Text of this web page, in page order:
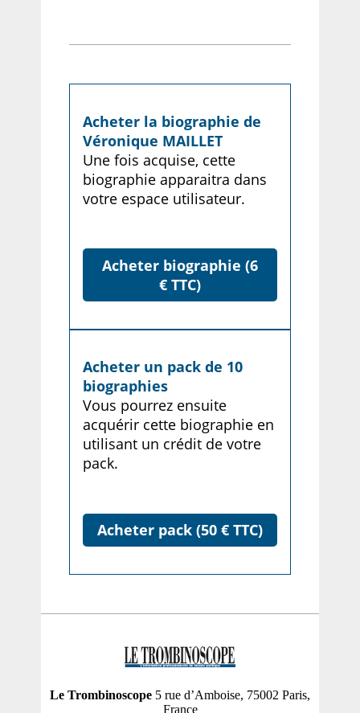
Acheter la biographie de
Véronique MAILLET
Une fois acquise, cette
biographie apparaitra dans
votre espace utilisateur.
Acheter biographie (6
€ TTC)
Acheter un pack de 10
biographies
Vous pourrez ensuite
acquérir cette biographie en
utilisant un crédit de votre
pack.
Acheter pack (50 € TTC)
Le Trombinoscope 5 rue d’Amboise, 75002 Paris,
France